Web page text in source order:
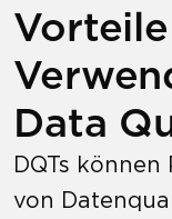
Data
DQTs
von